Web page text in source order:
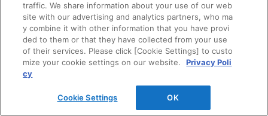
各種データダウンロード
WEB見積・各種シミュレーション
交換用部品の購入
traffic. We share information about your use of our web
site with our advertising and analytics partners, who ma
y combine it with other information that you have provi
ded to them or that they have collected from your use
of their services. Please click [Cookie Settings] to custo
mize your cookie settings on our website.
Privacy Poli
cy
Cookie Settings OK